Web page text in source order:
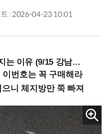
트 : 2026-04-23 10:01
이유 (9/15 강남역)